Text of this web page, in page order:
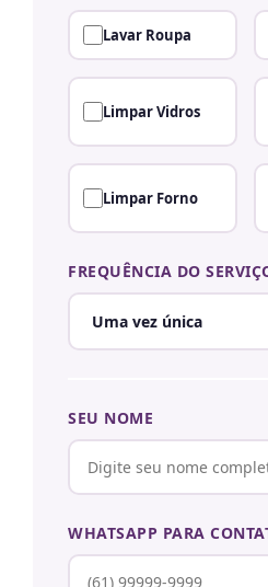
Lavar Roupa
Limpar Vidros
Limpar Forno
FREQUÊNCIA DO
SEU NOME
WHATSAPP PARA